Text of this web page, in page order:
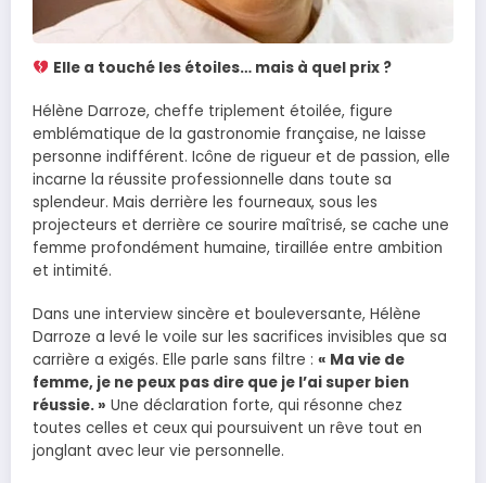
Elle a touché les étoiles… mais à quel prix ?
Hélène Darroze, cheffe triplement étoilée, figure
emblématique de la gastronomie française, ne laisse
personne indifférent. Icône de rigueur et de passion, elle
incarne la réussite professionnelle dans toute sa
splendeur. Mais derrière les fourneaux, sous les
projecteurs et derrière ce sourire maîtrisé, se cache une
femme profondément humaine, tiraillée entre ambition
et intimité.
Dans une interview sincère et bouleversante, Hélène
Darroze a levé le voile sur les sacrifices invisibles que sa
carrière a exigés. Elle parle sans filtre : « Ma vie de
femme, je ne peux pas dire que je l’ai super bien
réussie. » Une déclaration forte, qui résonne chez
toutes celles et ceux qui poursuivent un rêve tout en
jonglant avec leur vie personnelle.